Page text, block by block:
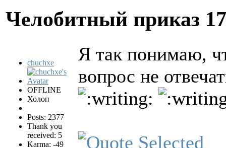
Челобитный приказ
chuchxe
OFFLINE
Холоп
Posts: 2377
Thank you
received: 5
Karma: -49
Я так понимаю,
вопрос не